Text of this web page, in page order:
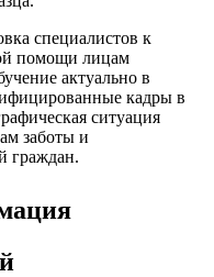
специалистов к
помощи лицам
актуально в
кадры в
ситуация
заботы и
граждан.